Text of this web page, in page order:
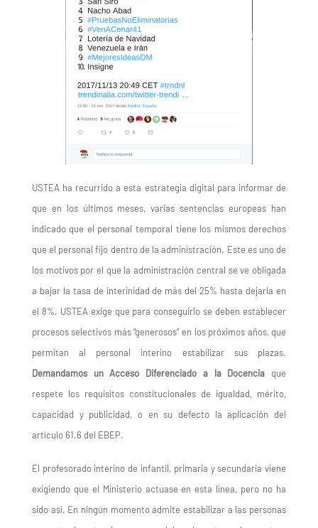
USTEA ha recurrido a esta estrategia digital para informar de
que en los últimos meses, varias sentencias europeas han
indicado que el personal temporal tiene los mismos derechos
que el personal fijo dentro de la administración. Este es uno de
los motivos por el que la administración central se ve obligada
a bajar la tasa de interinidad de más del 25% hasta dejarla en
el 8%. USTEA exige que para conseguirlose deben establecer
procesos selectivos más “generosos” en los próximos años, que
permitan al personal interino estabilizar sus plazas.
Demandamos un Acceso Diferenciado a la Docencia que
respete los requisitos constitucionales de igualdad, mérito,
capacidad y publicidad, o en su defecto la aplicación del
artículo 61.6 del EBEP.
El profesorado interino de infantil, primaria y secundaria viene
exigiendo que el Ministerio actuase en esta línea, pero no ha
sido así. En ningún momento admite estabilizar a las personas